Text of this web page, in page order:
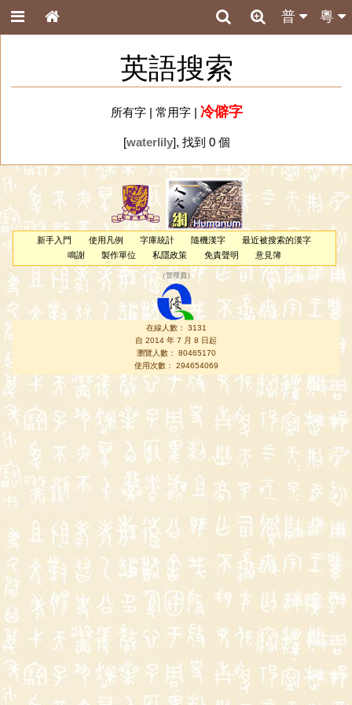
粵
普
英語搜索
所有字| 常用字| 冷僻字
[waterlily], 找到 0 個
新手入門 使用凡例 字庫統計 隨機漢字
最近被搜索的漢字
鳴謝
製作單位 私隱政策 免責聲明 意見簿
（管理員 ）
在線人數： 3131
自 2014 年 7 月 8 日起
瀏覽人數： 80465170
使用次數： 294654069